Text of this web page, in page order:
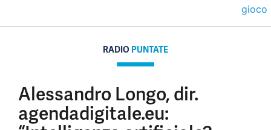
gioco
RADIO PUNTATE
Alessandro Longo, dir.
agendadigitale.eu: